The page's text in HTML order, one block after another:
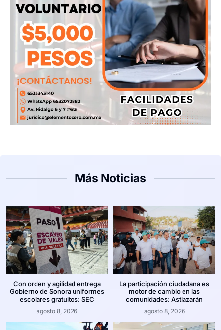
Más Noticias
Con orden y agilidad entrega
Gobierno de Sonora uniformes
escolares gratuitos: SEC
agosto 8, 2026
La participación ciudadana es
motor de cambio en las
comunidades: Astiazarán
agosto 8, 2026